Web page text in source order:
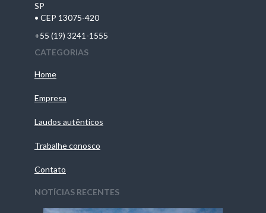
SP
• CEP 13075-420
+55 (19) 3241-1555
CATEGORIAS
Home
Empresa
Laudos autênticos
Trabalhe conosco
Contato
NOTÍCIAS RECENTES